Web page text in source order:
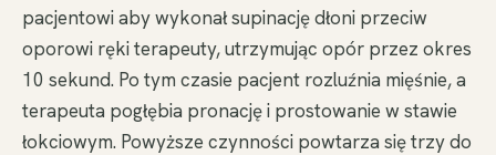
pacjentowi aby wykonał supinację dłoni przeciw
oporowi ręki terapeuty, utrzymując opór przez okres
10 sekund. Po tym czasie pacjent rozluźnia mięśnie, a
terapeuta pogłębia pronację i prostowanie w stawie
łokciowym. Powyższe czynności powtarza się trzy do